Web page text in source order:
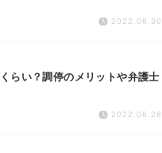
2022.06.30
らい？調停のメリットや弁護士
2022.06.28